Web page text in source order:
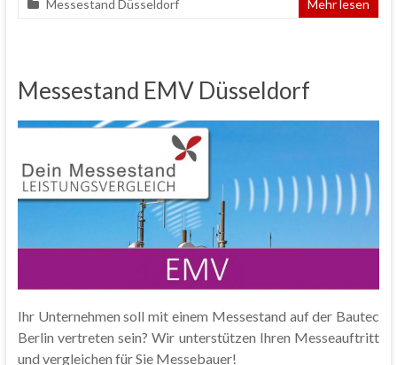
Messestand Düsseldorf
Mehr lesen
Messestand EMV Düsseldorf
Ihr Unternehmen soll mit einem Messestand auf der Bautec
Berlin vertreten sein? Wir unterstützen Ihren Messeauftritt
und vergleichen für Sie Messebauer!